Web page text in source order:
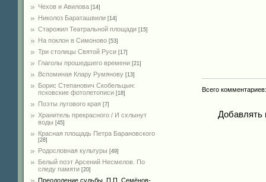
Чехов и Авилова [14]
Николоз Бараташвили [14]
Cтарожил Театральной площади [15]
На поклон в Симоново [53]
Три столицы Святой Руси [17]
Глаголы прошедшего времени [21]
Вспоминая Клару Румянову [13]
Борис Степанович Скобельцын:
псковские фотолетописи [18]
Поэты лугового края [7]
Хранитель прекрасного / И схлынут
воды [45]
Красная площадь Петра Барановского
[28]
Родословная культуры [49]
Белый поэт Арсений Несмелов. По
следу памяти [20]
Преодоление судьбы. П.П. Семёнов-
Всего комментариев
Добавлять